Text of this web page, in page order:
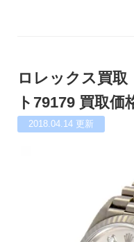
ロレックス買
ト79179 買取価
2018.04.14 更新